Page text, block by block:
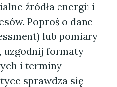
źródła energii i
Poproś o dane
lub pomiary
, uzgodnij formaty
i terminy
sprawdza się